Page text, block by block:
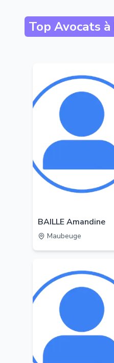
Top Avocats à
BAILLE Amandine
Maubeuge